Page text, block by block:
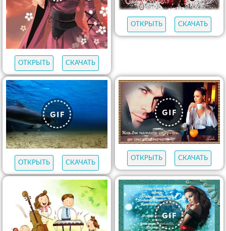
ОТКРЫТЬ СКАЧАТЬ
ОТКРЫТЬ СКАЧАТЬ
ОТКРЫТЬ СКАЧАТЬ
ОТКРЫТЬ СКАЧАТЬ